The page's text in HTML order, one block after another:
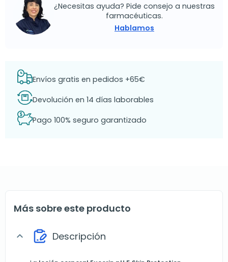
¿Necesitas ayuda? Pide consejo a nuestras
farmacéuticas.
Hablamos
Envíos gratis en pedidos +65€
Devolución en 14 días laborables
Pago 100% seguro garantizado
Más sobre este producto
expand_more Descripción